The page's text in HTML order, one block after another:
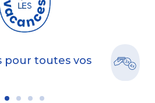
pour toutes vos